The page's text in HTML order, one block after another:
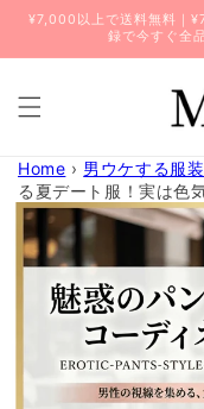
ンツに
¥7,000以上で送料無料｜
録で今すぐ全
Home › 男ウケする服
る夏デート服！実は色